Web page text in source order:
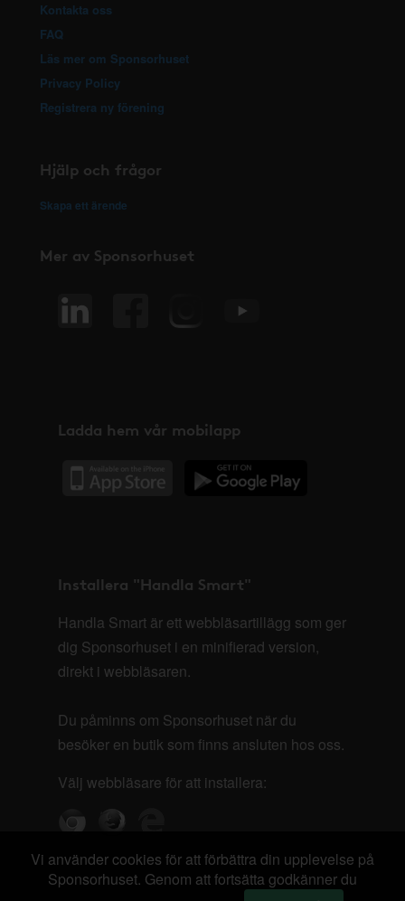
Kontakta oss
FAQ
Läs mer om Sponsorhuset
Privacy Policy
Registrera ny förening
Hjälp och frågor
Skapa ett ärende
Mer av Sponsorhuset
Ladda hem vår mobilapp
Installera "Handla Smart"
Handla Smart är ett webbläsartillägg som ger
dig Sponsorhuset i en minifierad version,
direkt i webbläsaren.
Du påminns om Sponsorhuset när du
besöker en butik som finns ansluten hos oss.
Välj webbläsare för att installera:
Vi använder cookies för att förbättra din upplevelse på
Sponsorhuset. Genom att fortsätta godkänner du